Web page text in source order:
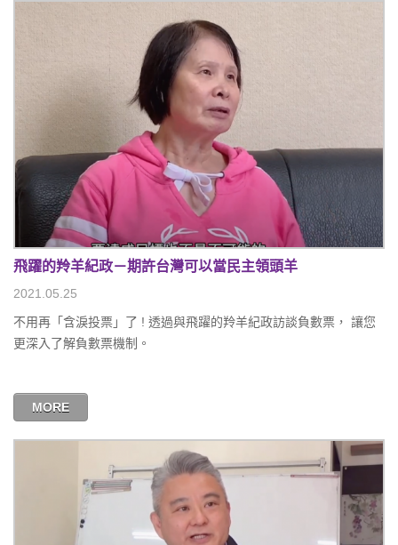
飛躍的羚羊紀政－期許台灣可以當民主領頭羊
2021.05.25
不用再「含淚投票」了 ! 透過與飛躍的羚羊紀政訪談負數票， 讓您
更深入了解負數票機制。
MORE